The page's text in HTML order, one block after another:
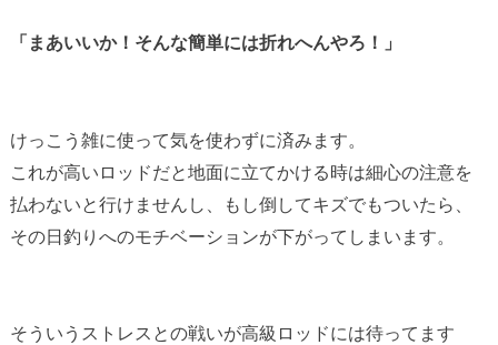
「まあいいか！そんな簡単には折れへんやろ！」
けっこう雑に使って気を使わずに済みます。
これが高いロッドだと地面に立てかける時は細心の注意を
払わないと行けませんし、もし倒してキズでもついたら、
その日釣りへのモチベーションが下がってしまいます。
そういうストレスとの戦いが高級ロッドには待ってます